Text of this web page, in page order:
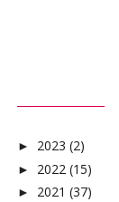
► 2023 (2)
► 2022 (15)
► 2021 (37)